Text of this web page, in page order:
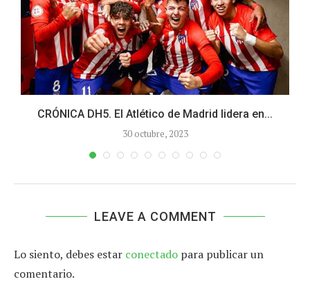
CRÓNICA DH5. El Atlético de Madrid lidera en...
30 octubre, 2023
LEAVE A COMMENT
Lo siento, debes estar conectado para publicar un
comentario.